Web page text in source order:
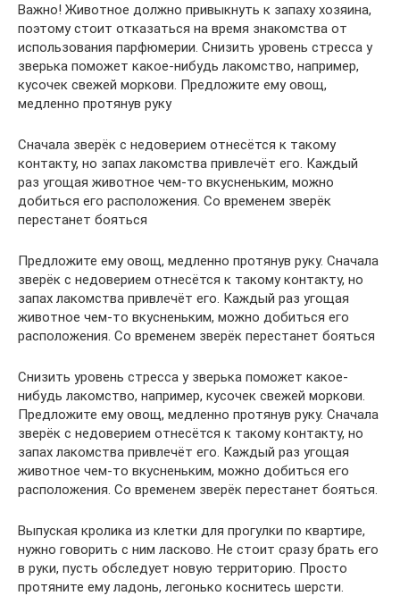
Важно! Животное должно привыкнуть к запаху хозяина,
поэтому стоит отказаться на время знакомства от
использования парфюмерии. Снизить уровень стресса у
зверька поможет какое-нибудь лакомство, например,
кусочек свежей моркови. Предложите ему овощ,
медленно протянув руку
Сначала зверёк с недоверием отнесётся к такому
контакту, но запах лакомства привлечёт его. Каждый
раз угощая животное чем-то вкусненьким, можно
добиться его расположения. Со временем зверёк
перестанет бояться
Предложите ему овощ, медленно протянув руку. Сначала
зверёк с недоверием отнесётся к такому контакту, но
запах лакомства привлечёт его. Каждый раз угощая
животное чем-то вкусненьким, можно добиться его
расположения. Со временем зверёк перестанет бояться
Снизить уровень стресса у зверька поможет какое-
нибудь лакомство, например, кусочек свежей моркови.
Предложите ему овощ, медленно протянув руку. Сначала
зверёк с недоверием отнесётся к такому контакту, но
запах лакомства привлечёт его. Каждый раз угощая
животное чем-то вкусненьким, можно добиться его
расположения. Со временем зверёк перестанет бояться.
Выпуская кролика из клетки для прогулки по квартире,
нужно говорить с ним ласково. Не стоит сразу брать его
в руки, пусть обследует новую территорию. Просто
протяните ему ладонь, легонько коснитесь шерсти.